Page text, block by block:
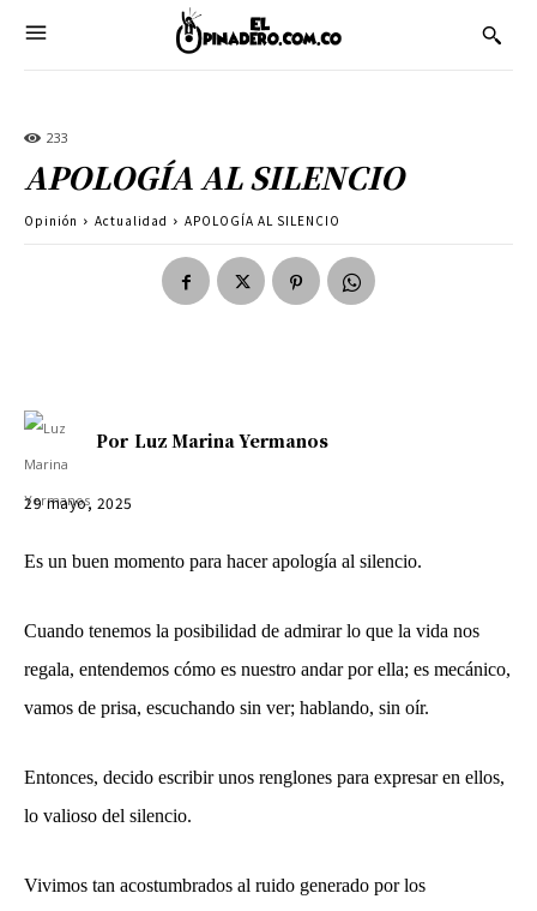
233
APOLOGÍA AL SILENCIO
Opinión Actualidad APOLOGÍA AL SILENCIO
Por Luz Marina Yermanos
29 mayo, 2025
Es un buen momento para hacer apología al silencio.
Cuando tenemos la posibilidad de admirar lo que la vida nos
regala, entendemos cómo es nuestro andar por ella; es mecánico,
vamos de prisa, escuchando sin ver; hablando, sin oír.
Entonces, decido escribir unos renglones para expresar en ellos,
lo valioso del silencio.
Vivimos tan acostumbrados al ruido generado por los